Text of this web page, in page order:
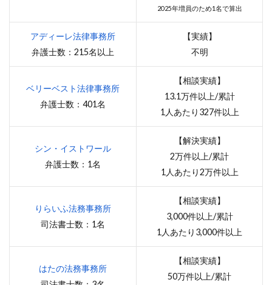
2025年増員のため1名で算出
アディーレ法律事務所
弁護士数：215名以上
【実績】
不明
ベリーベスト法律事務所
弁護士数：401名
【相談実績】
13.1万件以上/累計
1人あたり327件以上
シン・イストワール
弁護士数：1名
【解決実績】
2万件以上/累計
1人あたり2万件以上
りらいふ法務事務所
司法書士数：1名
【相談実績】
3,000件以上/累計
1人あたり3,000件以上
はたの法務事務所
【相談実績】
50万件以上/累計